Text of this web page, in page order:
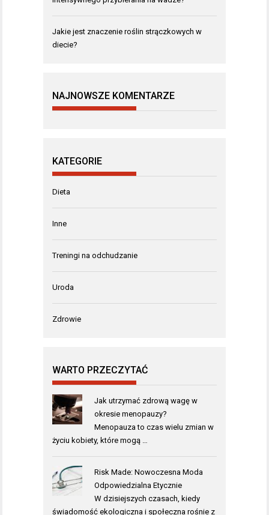
Jakie jest znaczenie roślin strączkowych w
diecie?
NAJNOWSZE KOMENTARZE
KATEGORIE
Dieta
Inne
Treningi na odchudzanie
Uroda
Zdrowie
WARTO PRZECZYTAĆ
Jak utrzymać zdrową wagę w
okresie menopauzy?
Menopauza to czas wielu zmian w
życiu kobiety, które mogą …
Risk Made: Nowoczesna Moda
Odpowiedzialna Etycznie
W dzisiejszych czasach, kiedy
świadomość ekologiczna i społeczna rośnie z